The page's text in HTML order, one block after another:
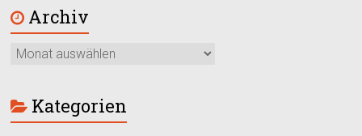
Archiv
Kategorien